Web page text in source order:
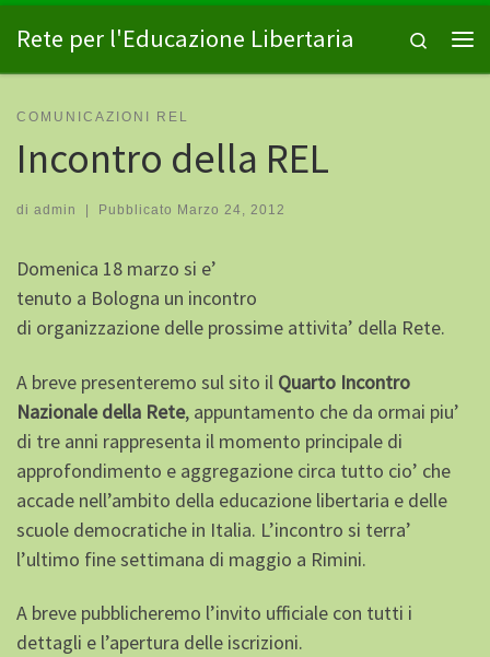
Passa al contenuto
Rete per l'Educazione Libertaria
Search
COMUNICAZIONI REL
Incontro della REL
di admin Pubblicato Marzo 24, 2012
Domenica 18 marzo si e’
tenuto a Bologna un incontro
di organizzazione delle prossime attivita’ della Rete.
A breve presenteremo sul sito il Quarto Incontro
Nazionale della Rete, appuntamento che da ormai piu’
di tre anni rappresenta il momento principale di
approfondimento e aggregazione circa tutto cio’ che
accade nell’ambito della educazione libertaria e delle
scuole democratiche in Italia. L’incontro si terra’
l’ultimo fine settimana di maggio a Rimini.
A breve pubblicheremo l’invito ufficiale con tutti i
dettagli e l’apertura delle iscrizioni.